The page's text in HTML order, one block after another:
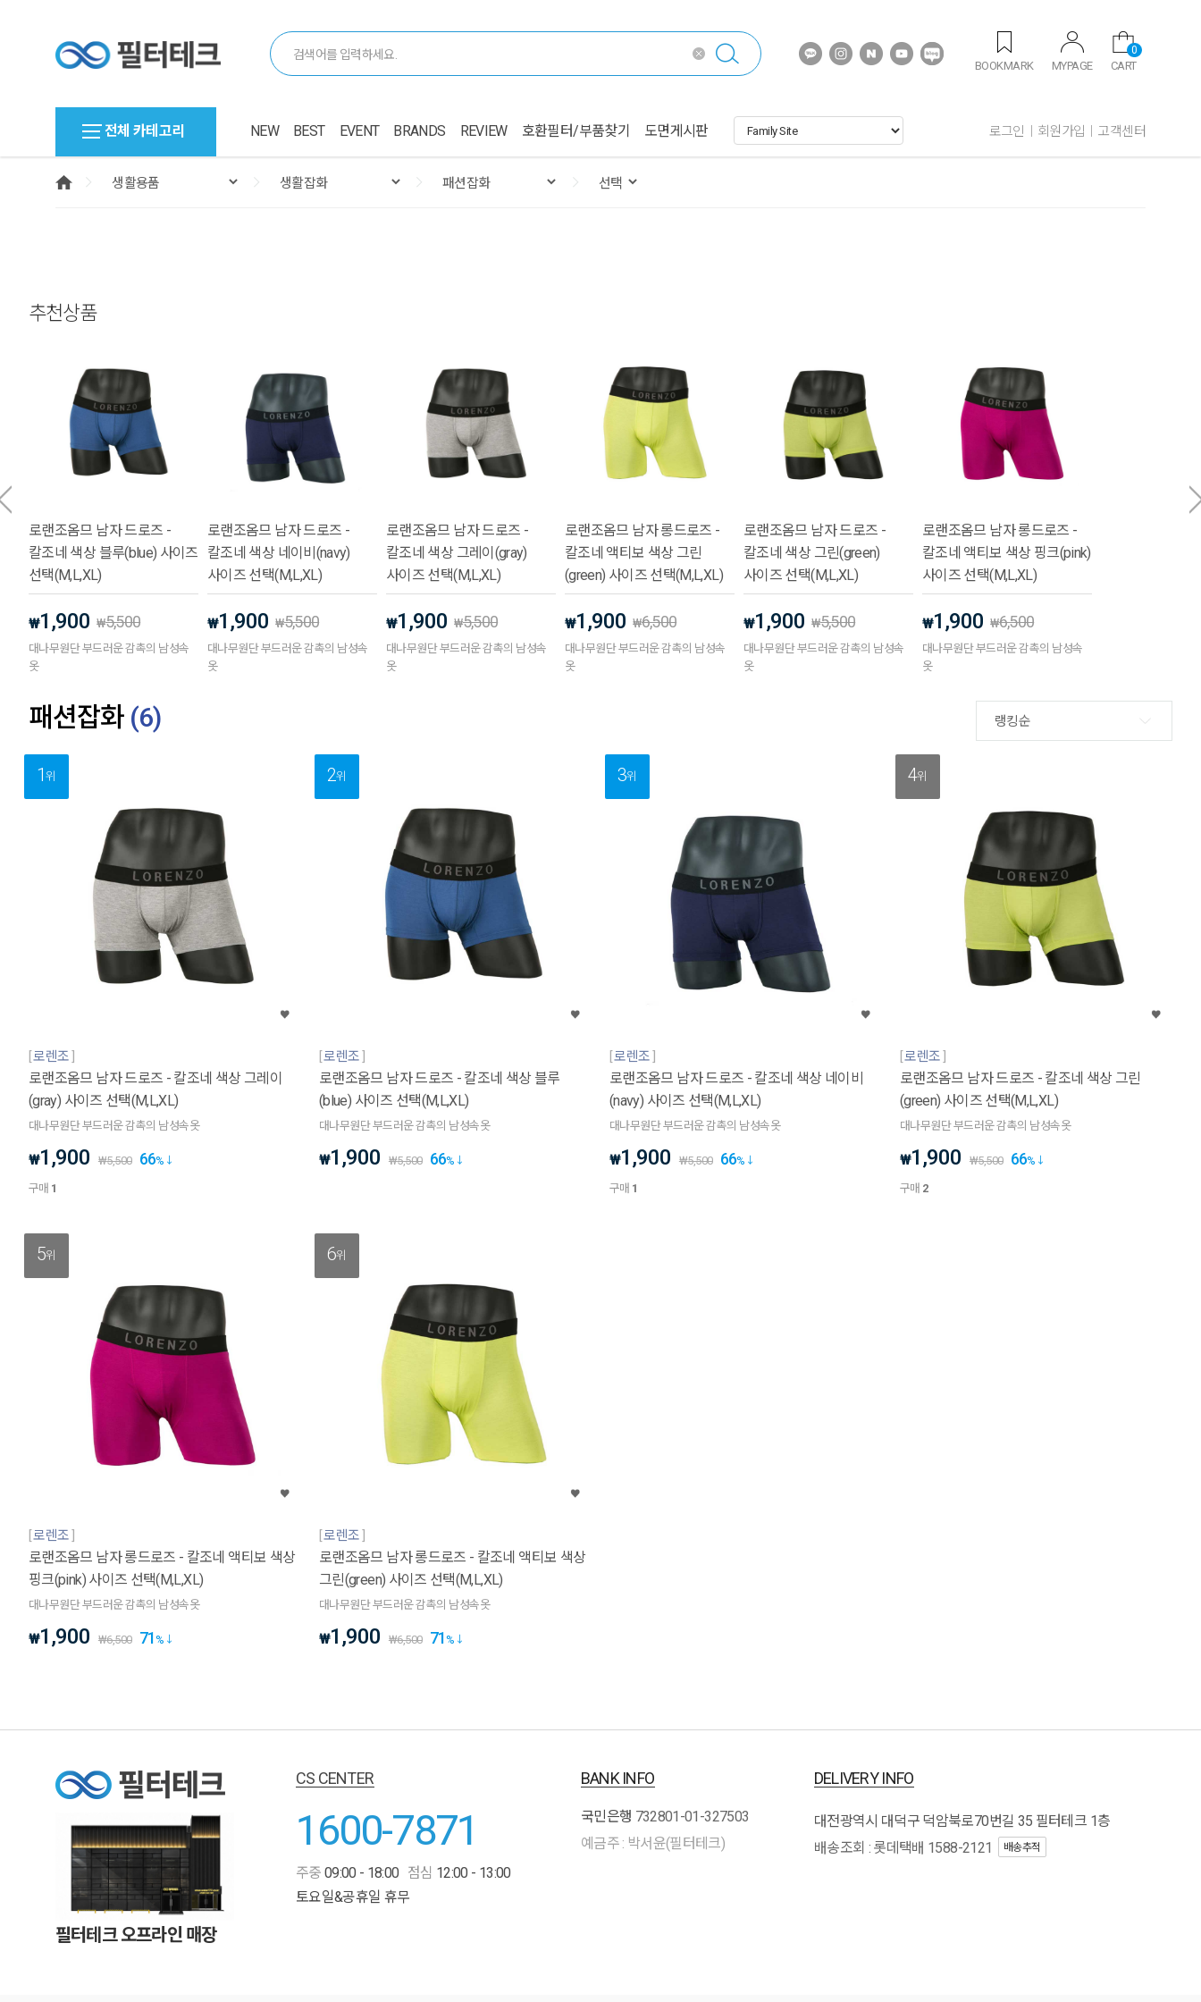
BOOKMARK MYPAGE CART
0
전체 카테고리 NEW BEST EVENT BRANDS REVIEW 호환필터/부품찾기 도면게시판 로그인 회원가입 고객센터
추천상품
로랜조옴므 남자 드로즈 -
칼조네 색상 블루(blue) 사이즈
선택(M,L,XL)
₩1,900 ₩5,500
대나무원단 부드러운 감촉의 남성속
옷
로랜조옴므 남자 드로즈 -
칼조네 색상 네이비(navy)
사이즈 선택(M,L,XL)
₩1,900 ₩5,500
대나무원단 부드러운 감촉의 남성속
옷
로랜조옴므 남자 드로즈 -
칼조네 색상 그레이(gray)
사이즈 선택(M,L,XL)
₩1,900 ₩5,500
대나무원단 부드러운 감촉의 남성속
옷
로랜조옴므 남자 롱드로즈 -
칼조네 액티보 색상 그린
(green) 사이즈 선택(M,L,XL)
₩1,900 ₩6,500
대나무원단 부드러운 감촉의 남성속
옷
로랜조옴므 남자 드로즈 -
칼조네 색상 그린(green)
사이즈 선택(M,L,XL)
₩1,900 ₩5,500
대나무원단 부드러운 감촉의 남성속
옷
로랜조옴므 남자 롱드로즈 -
칼조네 액티보 색상 핑크(pink)
사이즈 선택(M,L,XL)
₩1,900 ₩6,500
대나무원단 부드러운 감촉의 남성속
옷
패션잡화 (6) 랭킹순
1위
로렌조
로랜조옴므 남자 드로즈 - 칼조네 색상 그레이
(gray) 사이즈 선택(M,L,XL)
대나무원단 부드러운 감촉의 남성속옷
₩1,900 ₩5,500 66%
구매 1
2위
로렌조
로랜조옴므 남자 드로즈 - 칼조네 색상 블루
(blue) 사이즈 선택(M,L,XL)
대나무원단 부드러운 감촉의 남성속옷
₩1,900 ₩5,500 66%
3위
로렌조
로랜조옴므 남자 드로즈 - 칼조네 색상 네이비
(navy) 사이즈 선택(M,L,XL)
대나무원단 부드러운 감촉의 남성속옷
₩1,900 ₩5,500 66%
구매 1
4위
로렌조
로랜조옴므 남자 드로즈 - 칼조네 색상 그린
(green) 사이즈 선택(M,L,XL)
대나무원단 부드러운 감촉의 남성속옷
₩1,900 ₩5,500 66%
구매 2
5위
로렌조
로랜조옴므 남자 롱드로즈 - 칼조네 액티보 색상
핑크(pink) 사이즈 선택(M,L,XL)
대나무원단 부드러운 감촉의 남성속옷
₩1,900 ₩6,500 71 %
6위
로렌조
로랜조옴므 남자 롱드로즈 - 칼조네 액티보 색상
그린(green) 사이즈 선택(M,L,XL)
대나무원단 부드러운 감촉의 남성속옷
₩1,900 ₩6,500 71 %
필터테크 오프라인 매장
CS CENTER
1600-7871
주중 09:00 - 18:00 점심 12:00 - 13:00
토요일&공휴일 휴무
BANK INFO
국민은행 732801-01-327503
예금주 : 박서윤(필터테크)
DELIVERY INFO
대전광역시 대덕구 덕암북로70번길 35 필터테크 1층
배송조회 : 롯데택배 1588-2121
배송추적